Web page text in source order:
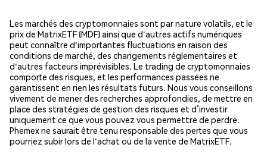
Les marchés des cryptomonnaies sont par nature volatils, et le
prix de MatrixETF (MDF) ainsi que d'autres actifs numériques
peut connaître d'importantes fluctuations en raison des
conditions de marché, des changements réglementaires et
d'autres facteurs imprévisibles. Le trading de cryptomonnaies
comporte des risques, et les performances passées ne
garantissent en rien les résultats futurs. Nous vous conseillons
vivement de mener des recherches approfondies, de mettre en
place des stratégies de gestion des risques et d’investir
uniquement ce que vous pouvez vous permettre de perdre.
Phemex ne saurait être tenu responsable des pertes que vous
pourriez subir lors de l'achat ou de la vente de MatrixETF.